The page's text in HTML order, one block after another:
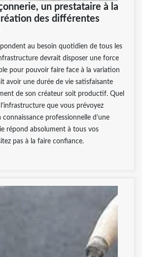
un prestataire à la
des différentes
au besoin quotidien de tous les
devrait disposer une force
pour pouvoir faire face à la variation
avoir une durée de vie satisfaisante
de son créateur soit productif. Quel
que vous prévoyez
connaissance professionnelle d’une
répond absolument à tous vos
pas à la faire confiance.